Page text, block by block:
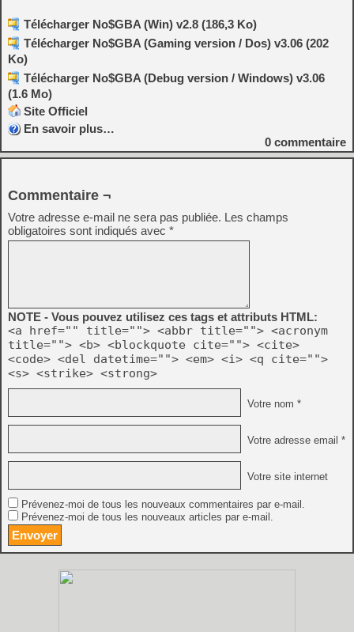
Télécharger No$GBA (Win) v2.8 (186,3 Ko)
Télécharger No$GBA (Gaming version / Dos) v3.06 (202
Ko)
Télécharger No$GBA (Debug version / Windows) v3.06
(1.6 Mo)
Site Officiel
En savoir plus…
0 commentaire
Commentaire ¬
Votre adresse e-mail ne sera pas publiée. Les champs
obligatoires sont indiqués avec *
NOTE - Vous pouvez utilisez ces tags et attributs HTML:
<a href="" title=""> <abbr title=""> <acronym
title=""> <b> <blockquote cite=""> <cite>
<code> <del datetime=""> <em> <i> <q cite="">
<s> <strike> <strong>
Votre nom *
Votre adresse email *
Votre site internet
Prévenez-moi de tous les nouveaux commentaires par e-mail.
Prévenez-moi de tous les nouveaux articles par e-mail.